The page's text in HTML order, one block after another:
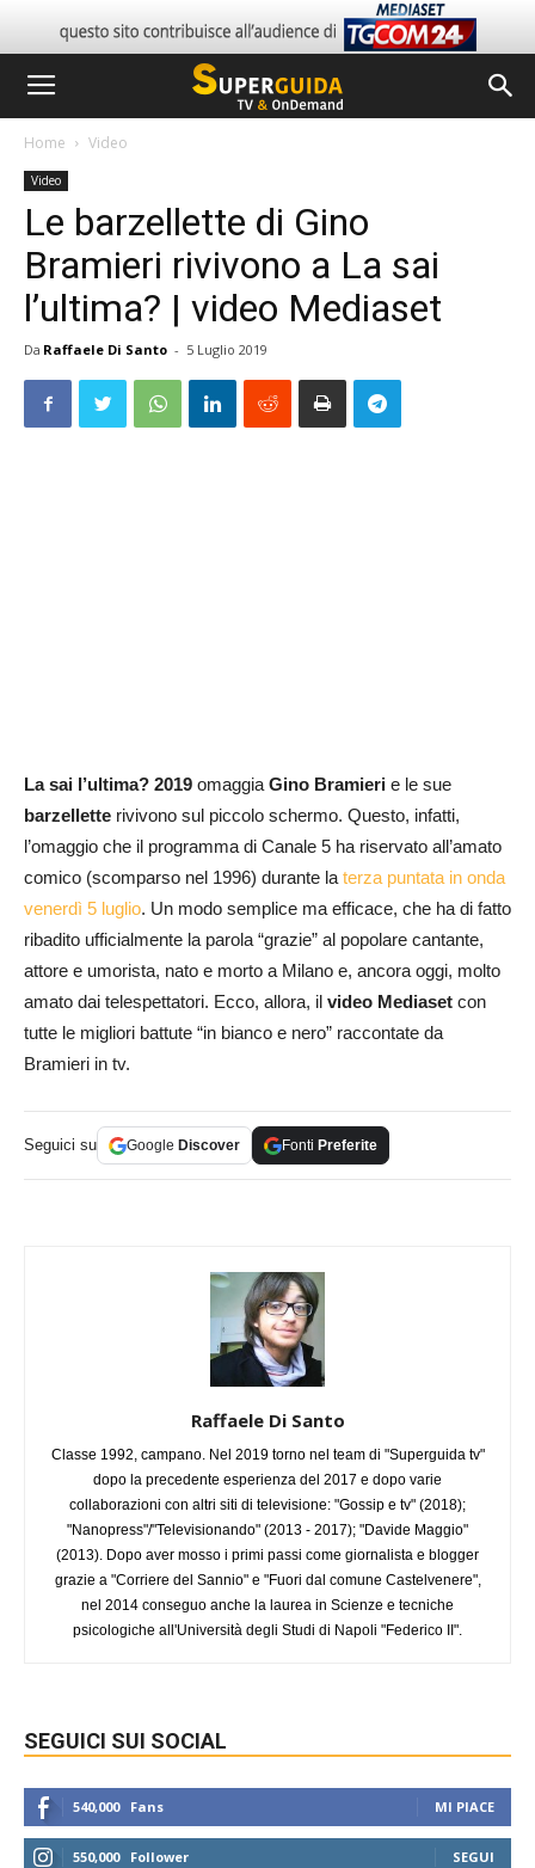
Home Video
Video
Le barzellette di Gino
Bramieri rivivono a La sai
l’ultima? | video Mediaset
Da Raffaele Di Santo - 5 Luglio 2019
La sai l’ultima? 2019 omaggiaGino Bramieri e le sue
barzellette rivivono sul piccolo schermo. Questo, infatti,
l’omaggio che il programma di Canale 5 ha riservato all’amato
comico (scomparso nel 1996) durante laterza puntata in onda
venerdì 5 luglio. Un modo semplice ma efficace, che ha di fatto
ribadito ufficialmente la parola “grazie” al popolare cantante,
attore e umorista, nato e morto a Milano e, ancora oggi, molto
amato dai telespettatori. Ecco, allora, il video Mediaset con
tutte le migliori battute “in bianco e nero” raccontate da
Bramieri in tv.
Seguici su Google Discover Fonti Preferite
Raffaele Di Santo
Classe 1992, campano. Nel 2019 torno nel team di "Superguida tv"
dopo la precedente esperienza del 2017 e dopo varie
collaborazioni con altri siti di televisione: "Gossip e tv" (2018);
"Nanopress"/"Televisionando" (2013 - 2017); "Davide Maggio"
(2013). Dopo aver mosso i primi passi come giornalista e blogger
grazie a "Corriere del Sannio" e "Fuori dal comune Castelvenere",
nel 2014 conseguo anche la laurea in Scienze e tecniche
psicologiche all'Università degli Studi di Napoli "Federico II".
SEGUICI SUI SOCIAL
540,000 Fans MI PIACE
550,000 Follower SEGUI